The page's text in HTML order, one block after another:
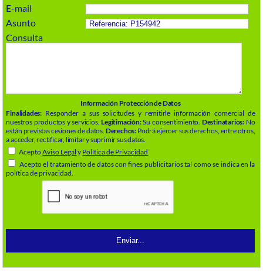
E-mail
Asunto
Consulta
Información Protección de Datos
Finalidades: Responder a sus solicitudes y remitirle información comercial de
nuestros productos y servicios.Legitimación:Su consentimiento. Destinatarios:No
están previstas cesiones de datos. Derechos: Podrá ejercer sus derechos, entre otros,
a acceder, rectificar, limitar y suprimir sus datos.
AceptoAviso Legal y Política de Privacidad
Acepto el tratamiento de datos con fines publicitarios tal como se indica en la
política de privacidad.